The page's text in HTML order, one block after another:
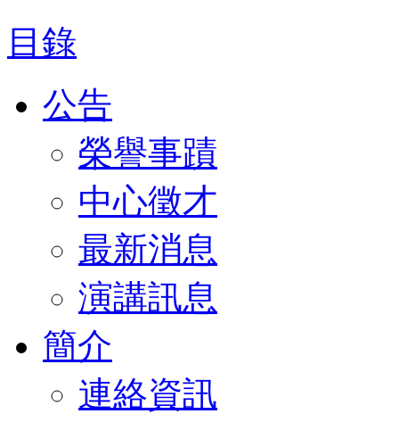
目錄
公告
榮譽事蹟
中心徵才
最新消息
演講訊息
簡介
連絡資訊